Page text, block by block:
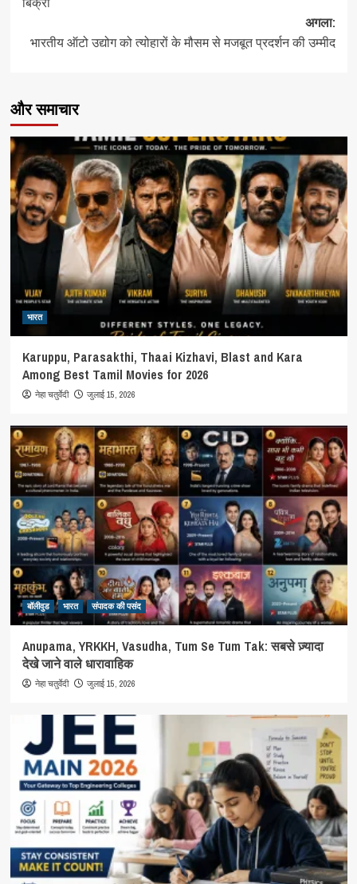
अगला:
भारतीय ऑटो उद्योग को त्योहारों के मौसम से मजबूत प्रदर्शन की उम्मीद
और समाचार
भारत
Karuppu, Parasakthi, Thaai Kizhavi, Blast and Kara
Among Best Tamil Movies for 2026
नेहा चतुर्वेदी जुलाई 15, 2026
बॉलीवुड भारत संपादक की पसंद
Anupama, YRKKH, Vasudha, Tum Se Tum Tak: सबसे ज़्यादा
देखे जाने वाले धारावाहिक
नेहा चतुर्वेदी जुलाई 15, 2026